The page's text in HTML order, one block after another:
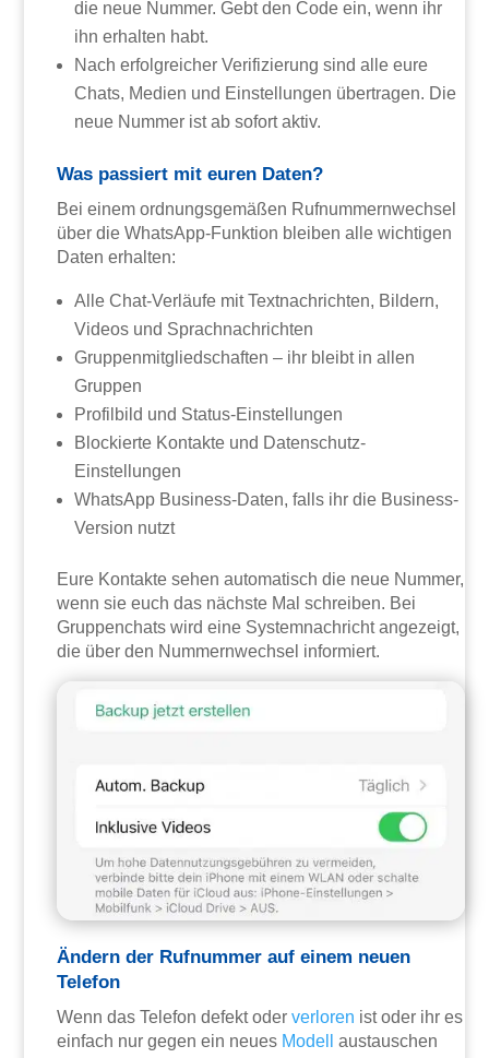
die neue Nummer. Gebt den Code ein, wenn ihr
ihn erhalten habt.
Nach erfolgreicher Verifizierung sind alle eure
Chats, Medien und Einstellungen übertragen. Die
neue Nummer ist ab sofort aktiv.
Was passiert mit euren Daten?
Bei einem ordnungsgemäßen Rufnummernwechsel
über die WhatsApp-Funktion bleiben alle wichtigen
Daten erhalten:
Alle Chat-Verläufe mit Textnachrichten, Bildern,
Videos und Sprachnachrichten
Gruppenmitgliedschaften – ihr bleibt in allen
Gruppen
Profilbild und Status-Einstellungen
Blockierte Kontakte und Datenschutz-
Einstellungen
WhatsApp Business-Daten, falls ihr die Business-
Version nutzt
Eure Kontakte sehen automatisch die neue Nummer,
wenn sie euch das nächste Mal schreiben. Bei
Gruppenchats wird eine Systemnachricht angezeigt,
die über den Nummernwechsel informiert.
Ändern der Rufnummer auf einem neuen
Telefon
Wenn das Telefon defekt oderverloren ist oder ihr es
einfach nur gegen ein neues Modell
austauschen